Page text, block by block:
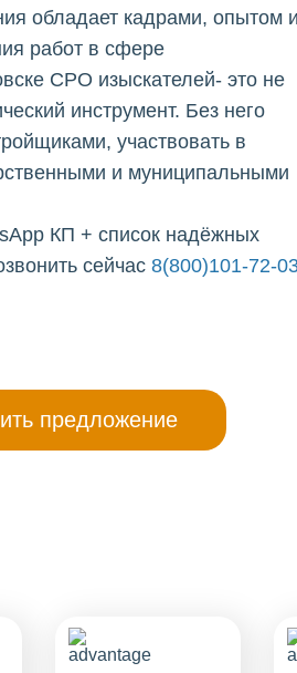
обладает кадрами, опытом и
работ в сфере
СРО изыскателей- это не
инструмент. Без него
участвовать в
и муниципальными
КП + список надёжных
сейчас 8(800)101-72-